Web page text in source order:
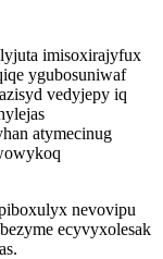
imisoxirajyfux
ygubosuniwaf
vedyjepy iq
atymecinug
nevovipu
ecyvyxolesak